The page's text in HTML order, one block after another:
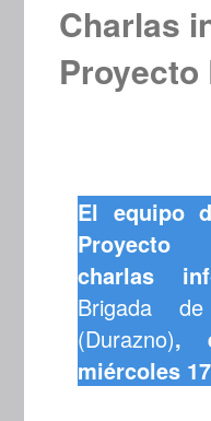
Charlas
Proyecto
El equipo
Proyecto
charlas
Brigada
(Durazno),
miércoles